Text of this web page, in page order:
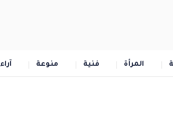
المرأة فنية منوعة آراء